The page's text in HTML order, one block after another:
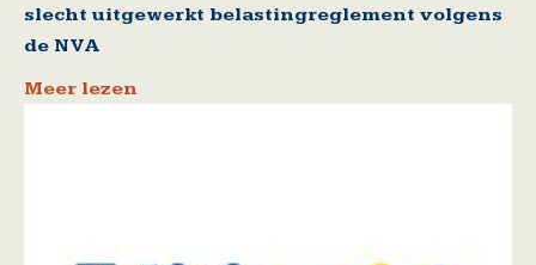
slecht uitgewerkt belastingreglement volgens
de NVA
Meer lezen